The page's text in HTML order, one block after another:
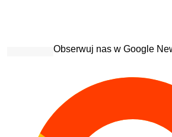
Obserwuj nas w Google